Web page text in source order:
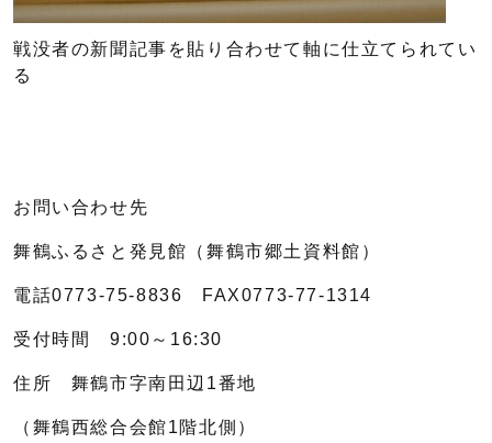
戦没者の新聞記事を貼り合わせて軸に仕立てられてい
る
お問い合わせ先
舞鶴ふるさと発見館（舞鶴市郷土資料館）
電話0773-75-8836 FAX0773-77-1314
受付時間 9:00～16:30
住所 舞鶴市字南田辺1番地
（舞鶴西総合会館1階北側）